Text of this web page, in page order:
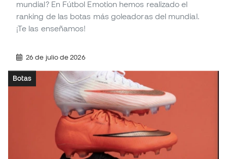
mundial? En Fútbol Emotion hemos realizado el
ranking de las botas más goleadoras del mundial.
¡Te las enseñamos!
26 de julio de 2026
Botas